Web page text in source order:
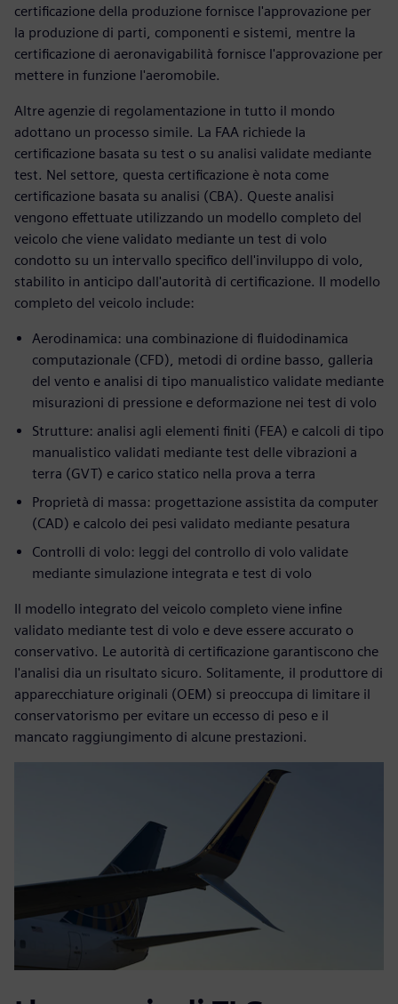
certificazione della produzione fornisce l'approvazione per
la produzione di parti, componenti e sistemi, mentre la
certificazione di aeronavigabilità fornisce l'approvazione per
mettere in funzione l'aeromobile.
Altre agenzie di regolamentazione in tutto il mondo
adottano un processo simile. La FAA richiede la
certificazione basata su test o su analisi validate mediante
test. Nel settore, questa certificazione è nota come
certificazione basata su analisi (CBA). Queste analisi
vengono effettuate utilizzando un modello completo del
veicolo che viene validato mediante un test di volo
condotto su un intervallo specifico dell'inviluppo di volo,
stabilito in anticipo dall'autorità di certificazione. Il modello
completo del veicolo include:
Aerodinamica: una combinazione di fluidodinamica
computazionale (CFD), metodi di ordine basso, galleria
del vento e analisi di tipo manualistico validate mediante
misurazioni di pressione e deformazione nei test di volo
Strutture: analisi agli elementi finiti (FEA) e calcoli di tipo
manualistico validati mediante test delle vibrazioni a
terra (GVT) e carico statico nella prova a terra
Proprietà di massa: progettazione assistita da computer
(CAD) e calcolo dei pesi validato mediante pesatura
Controlli di volo: leggi del controllo di volo validate
mediante simulazione integrata e test di volo
Il modello integrato del veicolo completo viene infine
validato mediante test di volo e deve essere accurato o
conservativo. Le autorità di certificazione garantiscono che
l'analisi dia un risultato sicuro. Solitamente, il produttore di
apparecchiature originali (OEM) si preoccupa di limitare il
conservatorismo per evitare un eccesso di peso e il
mancato raggiungimento di alcune prestazioni.